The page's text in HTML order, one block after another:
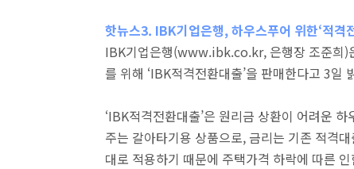
핫뉴스3. IBK기업은행, 하우스푸어 위한‘적격
IBK기업은행(www.ibk.co.kr, 은행장 조준희)
를 위해 ‘IBK적격전환대출’을 판매한다고 3일
‘IBK적격전환대출’은 원리금 상환이 어려운
주는 갈아타기용 상품으로, 금리는 기존 적격
대로 적용하기 때문에 주택가격 하락에 따른